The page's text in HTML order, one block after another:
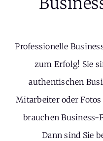
Professionelle
zum Erfolg! Sie
authentischen
Mitarbeiter oder
brauchen Business-
Dann sind Sie